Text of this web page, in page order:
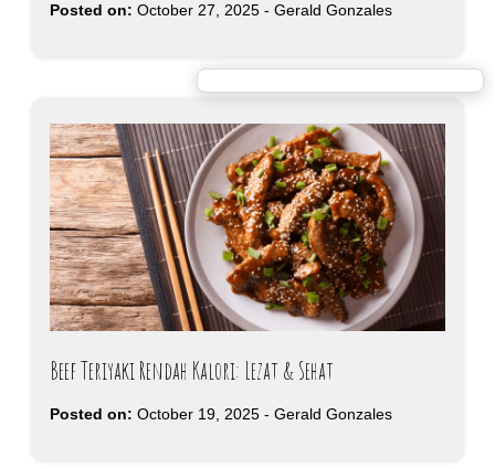
Posted on: October 27, 2025 - Gerald Gonzales
Beef Teriyaki Rendah Kalori: Lezat & Sehat
Posted on: October 19, 2025 - Gerald Gonzales